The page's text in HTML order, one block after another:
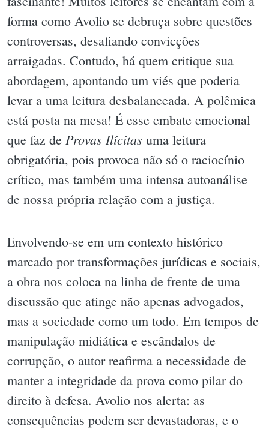
forma como Avolio se debruça sobre questões
controversas, desafiando convicções
arraigadas. Contudo, há quem critique sua
abordagem, apontando um viés que poderia
levar a uma leitura desbalanceada. A polêmica
está posta na mesa! É esse embate emocional
que faz de Provas Ilícitas uma leitura
obrigatória, pois provoca não só o raciocínio
crítico, mas também uma intensa autoanálise
de nossa própria relação com a justiça.
Envolvendo-se em um contexto histórico
marcado por transformações jurídicas e sociais,
a obra nos coloca na linha de frente de uma
discussão que atinge não apenas advogados,
mas a sociedade como um todo. Em tempos de
manipulação midiática e escândalos de
corrupção, o autor reafirma a necessidade de
manter a integridade da prova como pilar do
direito à defesa. Avolio nos alerta: as
consequências podem ser devastadoras, e o